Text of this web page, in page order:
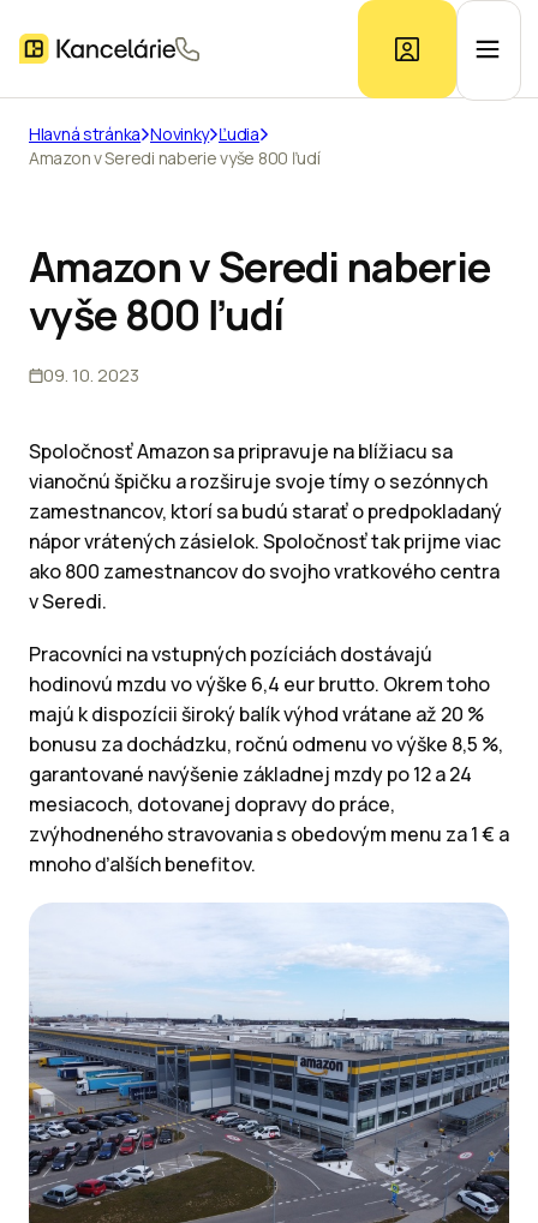
Ponuka kancelárií
Prieskum trhu
Hlavná stránka Novinky Ľudia
Amazon v Seredi naberie vyše 800 ľudí
Amazon v Seredi naberie
vyše 800 ľudí
09. 10. 2023
Spoločnosť Amazon sa pripravuje na blížiacu sa
vianočnú špičku a rozširuje svoje tímy o sezónnych
zamestnancov, ktorí sa budú starať o predpokladaný
nápor vrátených zásielok. Spoločnosť tak prijme viac
ako 800 zamestnancov do svojho vratkového centra
v Seredi.
Pracovníci na vstupných pozíciách dostávajú
hodinovú mzdu vo výške 6,4 eur brutto. Okrem toho
majú k dispozícii široký balík výhod vrátane až 20 %
bonusu za dochádzku, ročnú odmenu vo výške 8,5 %,
garantované navýšenie základnej mzdy po 12 a 24
mesiacoch, dotovanej dopravy do práce,
zvýhodneného stravovania s obedovým menu za 1 € a
mnoho ďalších benefitov.